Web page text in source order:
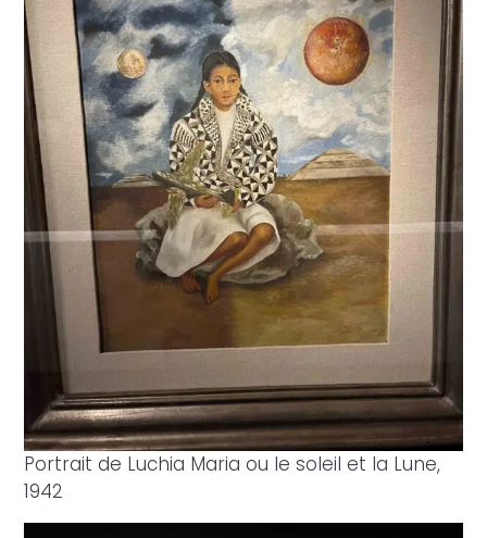
Portrait de Luchia Maria ou le soleil et la Lune,
1942